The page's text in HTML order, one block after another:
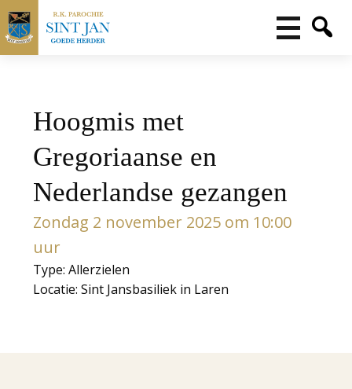
Hoogmis met
Gregoriaanse en
Nederlandse gezangen
Zondag 2 november 2025 om 10:00
uur
Type: Allerzielen
Locatie: Sint Jansbasiliek in Laren